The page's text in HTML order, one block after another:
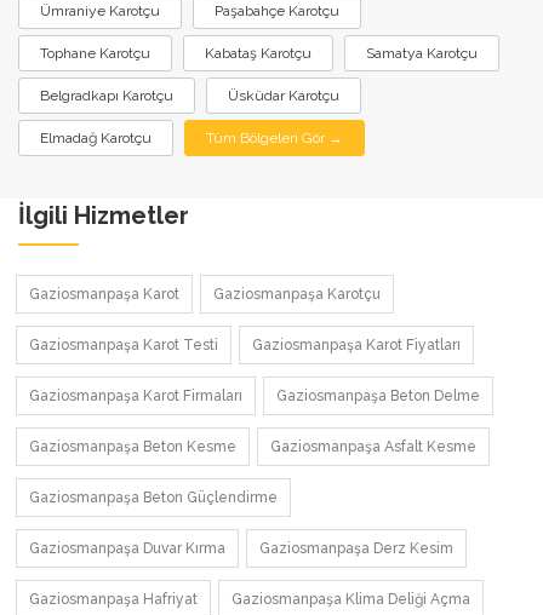
Ümraniye Karotçu Paşabahçe Karotçu
Tophane Karotçu Kabataş Karotçu Samatya Karotçu
Belgradkapı Karotçu Üsküdar Karotçu
Elmadağ Karotçu Tüm Bölgeleri Gör →
İlgili Hizmetler
Gaziosmanpaşa Karot Gaziosmanpaşa Karotçu
Gaziosmanpaşa Karot Testi Gaziosmanpaşa Karot Fiyatları
Gaziosmanpaşa Karot Firmaları Gaziosmanpaşa Beton Delme
Gaziosmanpaşa Beton Kesme Gaziosmanpaşa Asfalt Kesme
Gaziosmanpaşa Beton Güçlendirme
Gaziosmanpaşa Duvar Kırma Gaziosmanpaşa Derz Kesim
Gaziosmanpaşa Hafriyat Gaziosmanpaşa Klima Deliği Açma